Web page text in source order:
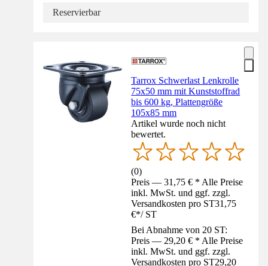
Reservierbar
Tarrox Schwerlast Lenkrolle
75x50 mm mit Kunststoffrad
bis 600 kg, Plattengröße
105x85 mm
Artikel wurde noch nicht
bewertet.
(0)
Preis — 31,75 € * Alle Preise
inkl. MwSt. und ggf. zzgl.
Versandkosten pro ST31,75
€*/ ST
Bei Abnahme von 20 ST:
Preis — 29,20 € * Alle Preise
inkl. MwSt. und ggf. zzgl.
Versandkosten pro ST29,20